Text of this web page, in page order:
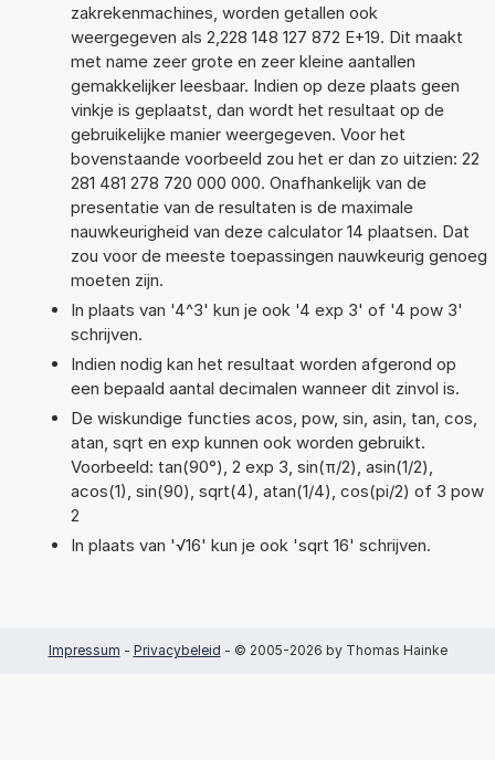
zakrekenmachines, worden getallen ook
weergegeven als 2,228 148 127 872 E+19. Dit maakt
met name zeer grote en zeer kleine aantallen
gemakkelijker leesbaar. Indien op deze plaats geen
vinkje is geplaatst, dan wordt het resultaat op de
gebruikelijke manier weergegeven. Voor het
bovenstaande voorbeeld zou het er dan zo uitzien: 22
281 481 278 720 000 000. Onafhankelijk van de
presentatie van de resultaten is de maximale
nauwkeurigheid van deze calculator 14 plaatsen. Dat
zou voor de meeste toepassingen nauwkeurig genoeg
moeten zijn.
In plaats van '4^3' kun je ook '4 exp 3' of '4 pow 3'
schrijven.
Indien nodig kan het resultaat worden afgerond op
een bepaald aantal decimalen wanneer dit zinvol is.
De wiskundige functies acos, pow, sin, asin, tan, cos,
atan, sqrt en exp kunnen ook worden gebruikt.
Voorbeeld: tan(90°), 2 exp 3, sin(π/2), asin(1/2),
acos(1), sin(90), sqrt(4), atan(1/4), cos(pi/2) of 3 pow
2
In plaats van '√16' kun je ook 'sqrt 16' schrijven.
Impressum - Privacybeleid - © 2005-2026 by Thomas Hainke